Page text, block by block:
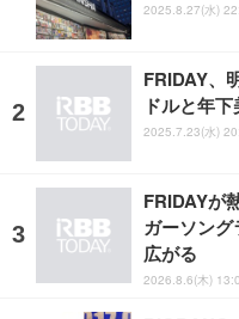
2025.8.27(水)
FRIDAY、
ドルと年
2025.7.23(水)
FRIDAYが
ガーソング
広がる
2026.8.6(木)